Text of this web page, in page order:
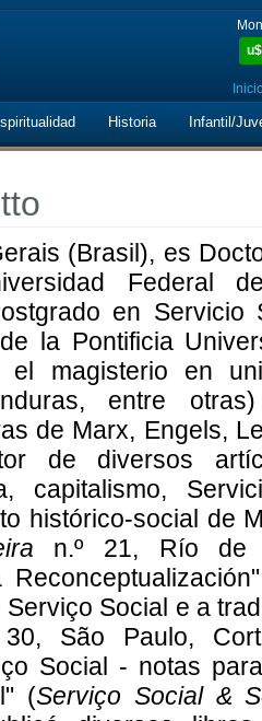
u$
Historia Infantil/
(Brasil), es
Federal
en
la Pontificia
el magisterio en
entre
de Marx, Engels,
de diversos
capitalismo,
histórico-social de
n.º 21, Río de
Serviço Social e a
São Paulo,
Social - notas
(Serviço Social &